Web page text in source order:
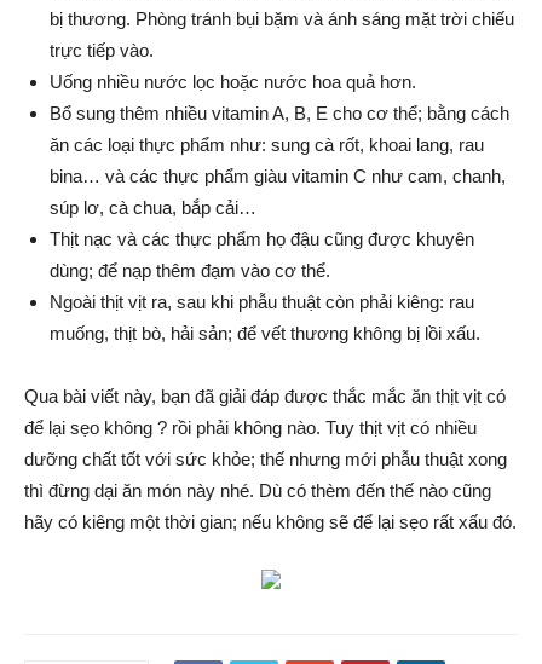
bị thương. Phòng tránh bụi bặm và ánh sáng mặt trời chiếu
trực tiếp vào.
Uống nhiều nước lọc hoặc nước hoa quả hơn.
Bổ sung thêm nhiều vitamin A, B, E cho cơ thể; bằng cách
ăn các loại thực phẩm như: sung cà rốt, khoai lang, rau
bina… và các thực phẩm giàu vitamin C như cam, chanh,
súp lơ, cà chua, bắp cải…
Thịt nạc và các thực phẩm họ đậu cũng được khuyên
dùng; để nạp thêm đạm vào cơ thể.
Ngoài thịt vịt ra, sau khi phẫu thuật còn phải kiêng: rau
muống, thịt bò, hải sản; để vết thương không bị lồi xấu.
Qua bài viết này, bạn đã giải đáp được thắc mắc ăn thịt vịt có
để lại sẹo không ? rồi phải không nào. Tuy thịt vịt có nhiều
dưỡng chất tốt với sức khỏe; thế nhưng mới phẫu thuật xong
thì đừng dại ăn món này nhé. Dù có thèm đến thế nào cũng
hãy có kiêng một thời gian; nếu không sẽ để lại sẹo rất xấu đó.